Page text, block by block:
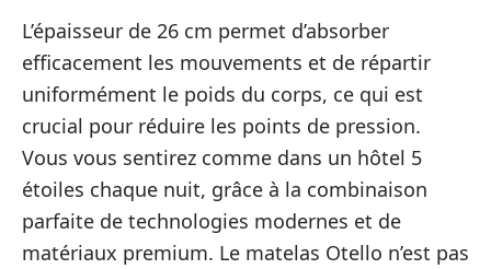
L’épaisseur de 26 cm permet d’absorber
efficacement les mouvements et de répartir
uniformément le poids du corps, ce qui est
crucial pour réduire les points de pression.
Vous vous sentirez comme dans un hôtel 5
étoiles chaque nuit, grâce à la combinaison
parfaite de technologies modernes et de
matériaux premium. Le matelas Otello n’est pas